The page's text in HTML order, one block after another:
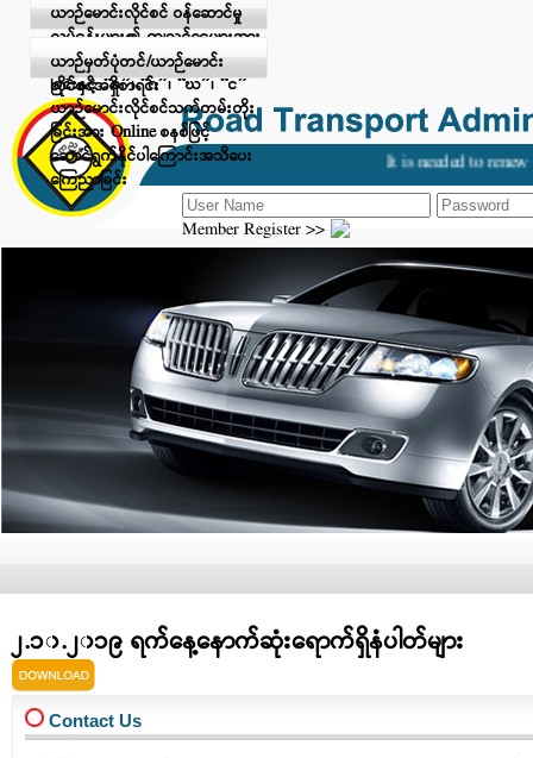
ယာဉ်မောင်းလိုင်စင် ဝန်ဆောင်မှု
လုပ်ငန်းများ၏ ကျသင့်ငွေများအား
Digital Payment ဖြင့် ငွေပေးချေ
ခြင်းနှင့် “ခ”၊ “ဂ”၊ “ဃ”၊ “င”
ယာဉ်မောင်းလိုင်စင်သက်တမ်းတိုး
ခြင်းအား Online စနစ်ဖြင့်
ဆောင်ရွက်နိုင်ပါကြောင်းအသိပေး
ကြေညာခြင်း
ယာဉ်မှတ်ပုံတင်/ယာဉ်မောင်း
လိုင်စင်အရှိစာရင်း
It is needed to
Member Register >>
၂.၁၀.၂၀၁၉ ရက်နေ့နောက်ဆုံးရောက်ရှိနံပါတ်များ
latest_no.pdf
Contact Us